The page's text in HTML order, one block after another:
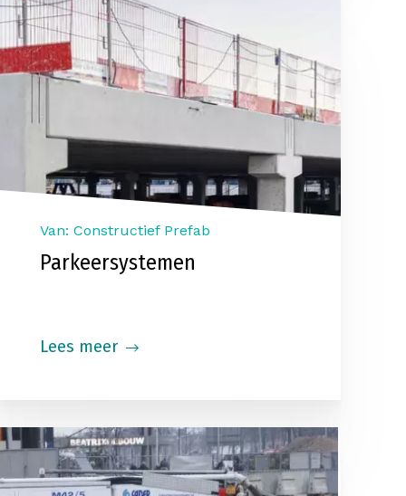
Van: Constructief Prefab
Parkeersystemen
Lees meer